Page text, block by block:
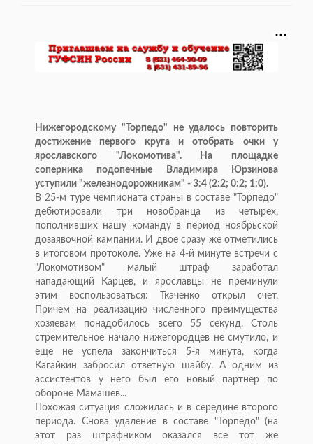
Нижегородскому "Торпедо" не удалось повторить
достижение первого круга и отобрать очки у
ярославского "Локомотива". На площадке
соперника подопечные Владимира Юрзинова
уступили "железнодорожникам" - 3:4 (2:2; 0:2; 1:0).
В 25-м туре чемпионата страны в составе "Торпедо"
дебютировали три новобранца из четырех,
пополнивших нашу команду в период ноябрьской
дозаявочной кампании. И двое сразу же отметились
в итоговом протоколе. Уже на 4-й минуте встречи с
"Локомотивом" малый штраф заработал
нападающий Карцев, и ярославцы не преминули
этим воспользоваться: Ткаченко открыл счет.
Причем на реализацию численного преимущества
хозяевам понадобилось всего 55 секунд. Столь
стремительное начало нижегородцев не смутило, и
еще не успела закончиться 5-я минута, когда
Кагайкин забросил ответную шайбу. А одним из
ассистентов у него был его новый партнер по
обороне Мамашев...
Похожая ситуация сложилась и в середине второго
периода. Снова удаление в составе "Торпедо" (на
этот раз штрафником оказался все тот же